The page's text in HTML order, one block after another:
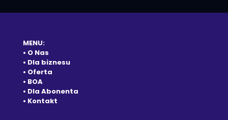
MENU:
• O Nas
• Dla biznesu
• Oferta
• BOA
• Dla Abonenta
• Kontakt